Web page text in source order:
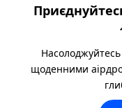
щоденними